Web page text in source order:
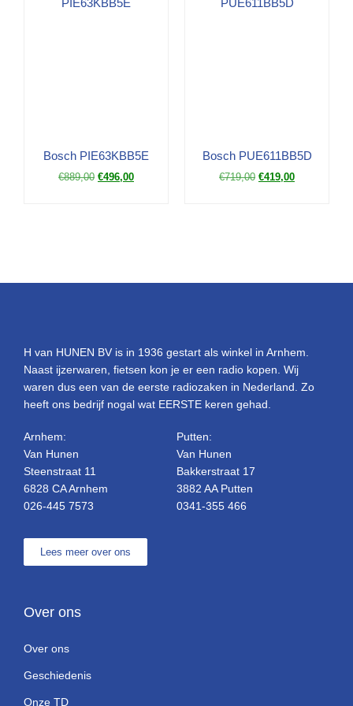
Bosch PIE63KBB5E
€889,00 €496,00
Bosch PUE611BB5D
€719,00 €419,00
H van HUNEN BV is in 1936 gestart als winkel in Arnhem.
Naast ijzerwaren, fietsen kon je er een radio kopen. Wij
waren dus een van de eerste radiozaken in Nederland. Zo
heeft ons bedrijf nogal wat EERSTE keren gehad.
Arnhem:
Van Hunen
Steenstraat 11
6828 CA Arnhem
026-445 7573
Putten:
Van Hunen
Bakkerstraat 17
3882 AA Putten
0341-355 466
Lees meer over ons
Over ons
Over ons
Geschiedenis
Onze TD